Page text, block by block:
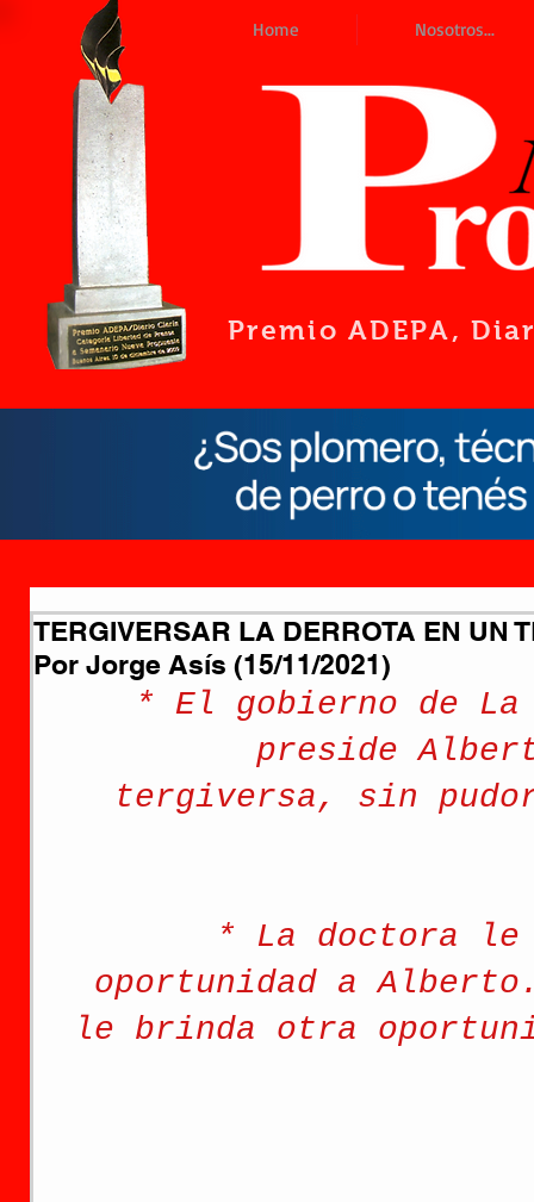
Home Nosotros...
Premio ADEPA,
TERGIVERSAR LA DERROTA EN UN
Por Jorge Asís (15/11/2021)
* El gobierno de
preside
tergiversa, sin
* La doctora
oportunidad a
le brinda otra